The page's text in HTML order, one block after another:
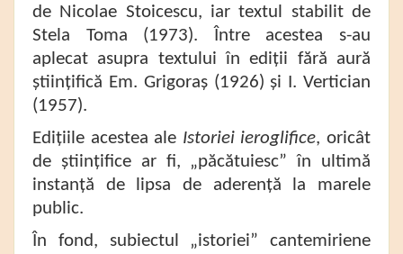
de Nicolae Stoicescu, iar textul stabilit de
Stela Toma (1973). Între acestea s-au
aplecat asupra textului în ediții fără aură
științifică Em. Grigoraș (1926) și I. Vertician
(1957).
Edițiile acestea ale Istoriei ieroglifice, oricât
de științifice ar fi, „păcătuiesc” în ultimă
instanță de lipsa de aderență la marele
public.
În fond, subiectul „istoriei” cantemiriene